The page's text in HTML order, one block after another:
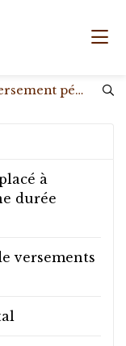
Calcul du versement périodique
à
durée
versements